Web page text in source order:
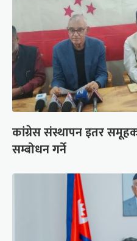
कांग्रेस संस्थापन इतर
सम्बोधन गर्ने